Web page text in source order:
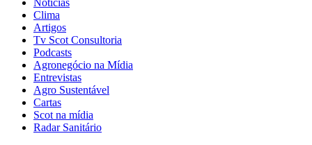
Notícias
Clima
Artigos
Tv Scot Consultoria
Podcasts
Agronegócio na Mídia
Entrevistas
Agro Sustentável
Cartas
Scot na mídia
Radar Sanitário